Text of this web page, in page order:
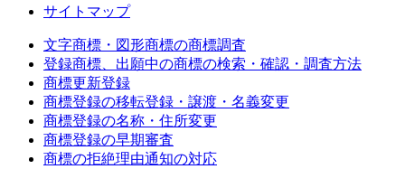
サイトマップ
文字商標・図形商標の商標調査
登録商標、出願中の商標の検索・確認・調査方法
商標更新登録
商標登録の移転登録・譲渡・名義変更
商標登録の名称・住所変更
商標登録の早期審査
商標の拒絶理由通知の対応